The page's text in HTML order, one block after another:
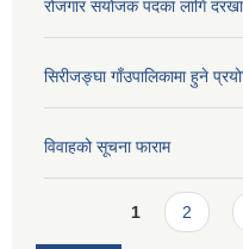
रोजगार संयोजक पदका लागि
सिरीजङ्घा गाँउपालिकामा हुने
विवाहको सूचना फाराम
Pages1 2